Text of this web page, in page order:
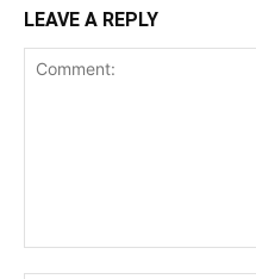
LEAVE A REPLY